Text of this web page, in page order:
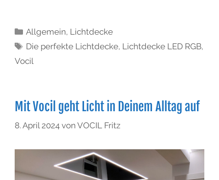
Allgemein, Lichtdecke
Die perfekte Lichtdecke, Lichtdecke LED RGB,
Vocil
Mit Vocil geht Licht in Deinem Alltag auf
8. April 2024 von VOCIL Fritz